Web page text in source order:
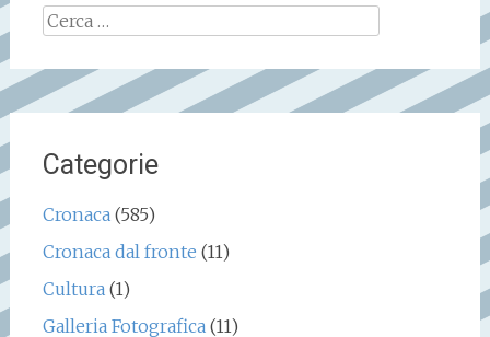
Ricerca
per:
Categorie
Cronaca (585)
Cronaca dal fronte (11)
Cultura (1)
Galleria Fotografica (11)